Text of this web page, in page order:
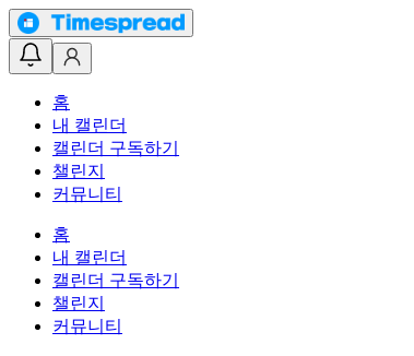
홈
내 캘린더
캘린더 구독하기
챌린지
커뮤니티
홈
내 캘린더
캘린더 구독하기
챌린지
커뮤니티